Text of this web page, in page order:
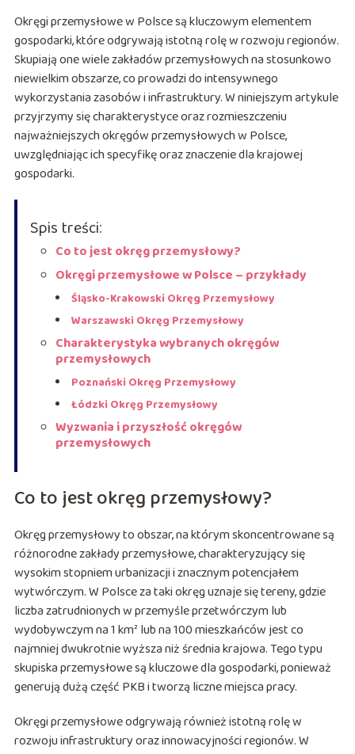
Okręgi przemysłowe w Polsce są kluczowym elementem
gospodarki, które odgrywają istotną rolę w rozwoju regionów.
Skupiają one wiele zakładów przemysłowych na stosunkowo
niewielkim obszarze, co prowadzi do intensywnego
wykorzystania zasobów i infrastruktury. W niniejszym artykule
przyjrzymy się charakterystyce oraz rozmieszczeniu
najważniejszych okręgów przemysłowych w Polsce,
uwzględniając ich specyfikę oraz znaczenie dla krajowej
gospodarki.
Spis treści:
Co to jest okręg przemysłowy?
Okręgi przemysłowe w Polsce – przykłady
Śląsko-Krakowski Okręg Przemysłowy
Warszawski Okręg Przemysłowy
Charakterystyka wybranych okręgów
przemysłowych
Poznański Okręg Przemysłowy
Łódzki Okręg Przemysłowy
Wyzwania i przyszłość okręgów
przemysłowych
Co to jest okręg przemysłowy?
Okręg przemysłowy to obszar, na którym skoncentrowane są
różnorodne zakłady przemysłowe, charakteryzujący się
wysokim stopniem urbanizacji i znacznym potencjałem
wytwórczym. W Polsce za taki okręg uznaje się tereny, gdzie
liczba zatrudnionych w przemyśle przetwórczym lub
wydobywczym na 1 km² lub na 100 mieszkańców jest co
najmniej dwukrotnie wyższa niż średnia krajowa. Tego typu
skupiska przemysłowe są kluczowe dla gospodarki, ponieważ
generują dużą część PKB i tworzą liczne miejsca pracy.
Okręgi przemysłowe odgrywają również istotną rolę w
rozwoju infrastruktury oraz innowacyjności regionów. W